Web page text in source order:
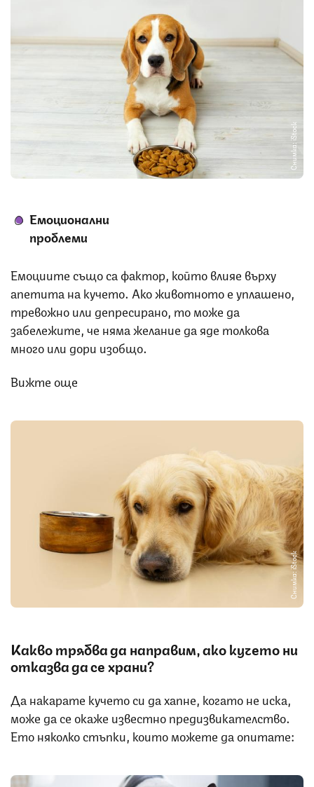
Снимка: iStock
Емоционални
проблеми
Емоциите също са фактор, който влияе върху
апетита на кучето. Ако животното е уплашено,
тревожно или депресирано, то може да
забележите, че няма желание да яде толкова
много или дори изобщо.
Вижте още
Снимка: iStock
Какво трябва да направим, ако кучето ни
отказва да се храни?
Да накарате кучето си да хапне, когато не иска,
може да се окаже известно предизвикателство.
Ето няколко стъпки, които можете да опитате: